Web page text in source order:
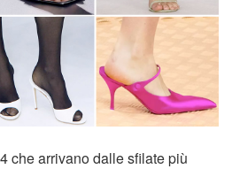
che arrivano dalle sfilate più